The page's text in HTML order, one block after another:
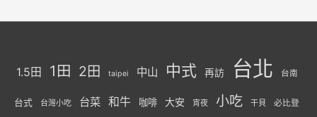
1.5田 1田 2田 taipei 中山 中式 再訪 台北 台南
台式 台灣小吃 台菜 和牛 咖啡 大安 宵夜 小吃 干貝 必比登